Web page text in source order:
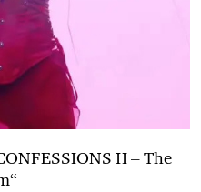
II – The